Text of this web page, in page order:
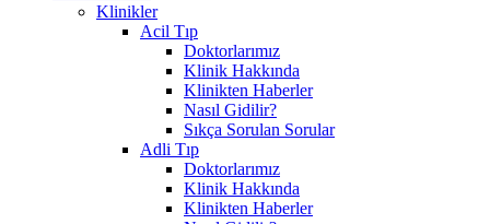
Klinikler
Acil Tıp
Doktorlarımız
Klinik Hakkında
Klinikten Haberler
Nasıl Gidilir?
Sıkça Sorulan Sorular
Adli Tıp
Doktorlarımız
Klinik Hakkında
Klinikten Haberler